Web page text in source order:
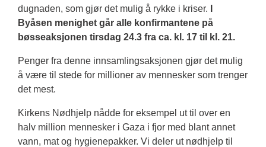
dugnaden, som gjør det mulig å rykke i kriser.
Byåsen menighet går alle konfirmantene på
bøsseaksjonen tirsdag 24.3 fra ca. kl. 17 til kl. 21.
Penger fra denne innsamlingsaksjonen gjør det mulig
å være til stede for millioner av mennesker som trenger
det mest.
Kirkens Nødhjelp nådde for eksempel ut til over en
halv million mennesker i Gaza i fjor med blant annet
vann, mat og hygienepakker. Vi deler ut nødhjelp til